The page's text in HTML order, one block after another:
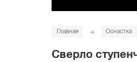
Главная Оснастка
Сверло